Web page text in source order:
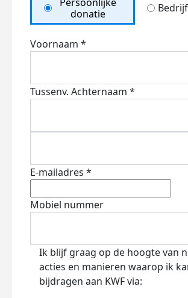
donatie
Voornaam *
Tussenv. Achternaam *
E-mailadres *
Mobiel nummer
Ik blijf graag op de hoogte van
acties en manieren waarop ik
bijdragen aan KWF via: